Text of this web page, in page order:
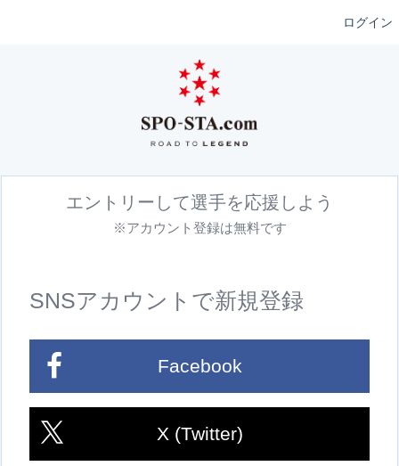
ログイン
エントリーして選手を応援しよう
※アカウント登録は無料です
SNSアカウントで新規登録
Facebook
X (Twitter)